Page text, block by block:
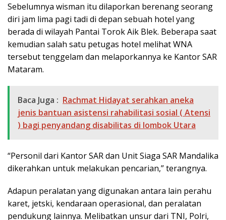
Sebelumnya wisman itu dilaporkan berenang seorang
diri jam lima pagi tadi di depan sebuah hotel yang
berada di wilayah Pantai Torok Aik Blek. Beberapa saat
kemudian salah satu petugas hotel melihat WNA
tersebut tenggelam dan melaporkannya ke Kantor SAR
Mataram.
Baca Juga : Rachmat Hidayat serahkan aneka
jenis bantuan asistensi rahabilitasi sosial ( Atensi
) bagi penyandang disabilitas di lombok Utara
“Personil dari Kantor SAR dan Unit Siaga SAR Mandalika
dikerahkan untuk melakukan pencarian,” terangnya.
Adapun peralatan yang digunakan antara lain perahu
karet, jetski, kendaraan operasional, dan peralatan
pendukung lainnya. Melibatkan unsur dari TNI, Polri,